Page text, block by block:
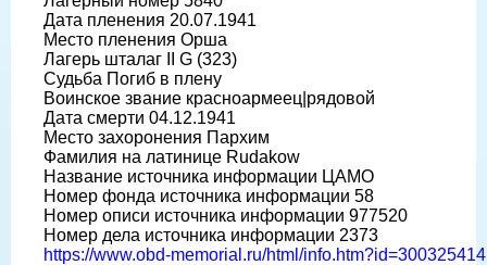
Дата пленения 20.07.1941
Место пленения Орша
Лагерь шталаг II G (323)
Судьба Погиб в плену
Воинское звание красноармеец|рядовой
Дата смерти 04.12.1941
Место захоронения Пархим
Фамилия на латинице Rudakow
Название источника информации ЦАМО
Номер фонда источника информации 58
Номер описи источника информации 977520
Номер дела источника информации 2373
https://www.obd-memorial.ru/html/info.htm?id=300325414